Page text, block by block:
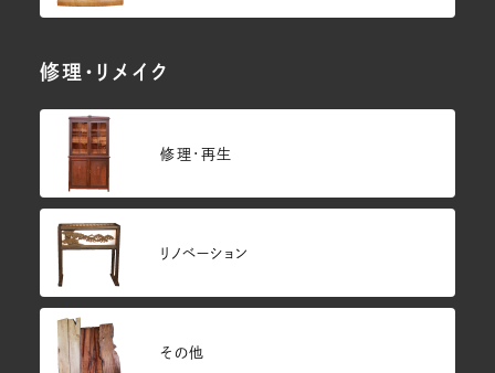
修理・リメイク
修理・再生
リノベーション
その他